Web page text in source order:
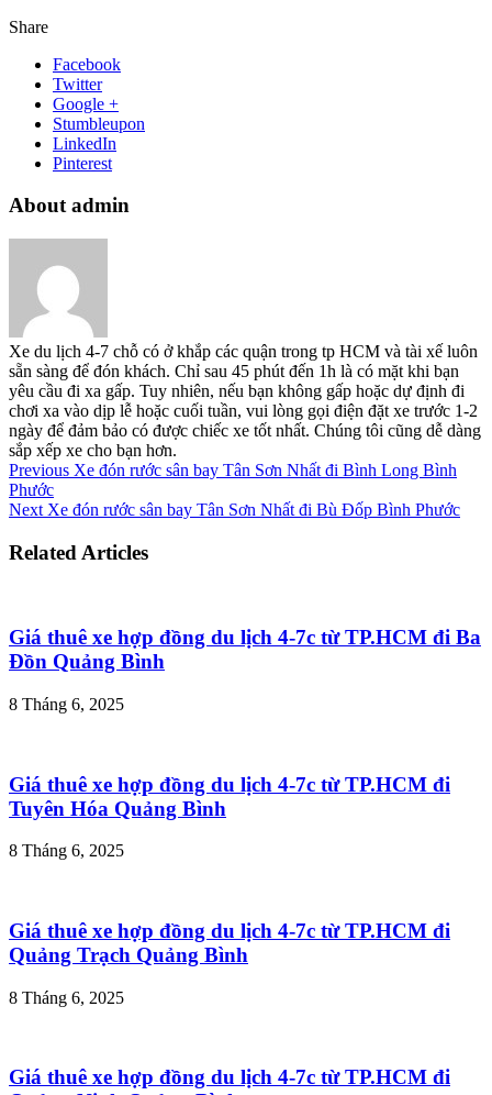
Share
Facebook
Twitter
Google +
Stumbleupon
LinkedIn
Pinterest
About admin
Xe du lịch 4-7 chỗ có ở khắp các quận trong tp HCM và tài xế luôn
sẵn sàng để đón khách. Chỉ sau 45 phút đến 1h là có mặt khi bạn
yêu cầu đi xa gấp. Tuy nhiên, nếu bạn không gấp hoặc dự định đi
chơi xa vào dịp lễ hoặc cuối tuần, vui lòng gọi điện đặt xe trước 1-2
ngày để đảm bảo có được chiếc xe tốt nhất. Chúng tôi cũng dễ dàng
sắp xếp xe cho bạn hơn.
Previous Xe đón rước sân bay Tân Sơn Nhất đi Bình Long Bình
Phước
Next Xe đón rước sân bay Tân Sơn Nhất đi Bù Đốp Bình Phước
Related Articles
Giá thuê xe hợp đồng du lịch 4-7c từ TP.HCM đi Ba
Đồn Quảng Bình
8 Tháng 6, 2025
Giá thuê xe hợp đồng du lịch 4-7c từ TP.HCM đi
Tuyên Hóa Quảng Bình
8 Tháng 6, 2025
Giá thuê xe hợp đồng du lịch 4-7c từ TP.HCM đi
Quảng Trạch Quảng Bình
8 Tháng 6, 2025
Giá thuê xe hợp đồng du lịch 4-7c từ TP.HCM đi